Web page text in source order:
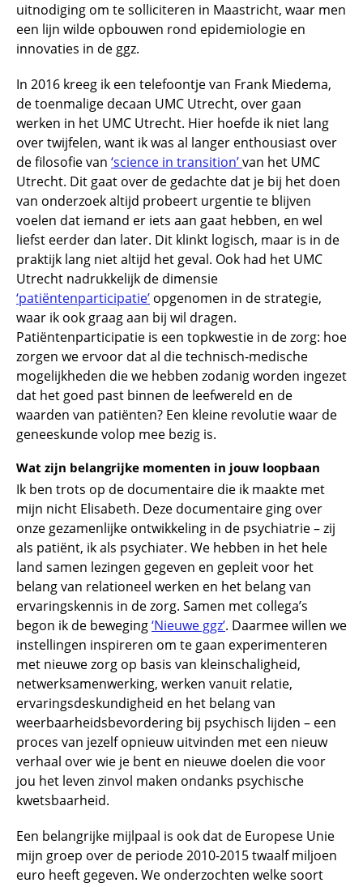
uitnodiging om te solliciteren in Maastricht, waar men
een lijn wilde opbouwen rond epidemiologie en
innovaties in de ggz.
In 2016 kreeg ik een telefoontje van Frank Miedema,
de toenmalige decaan UMC Utrecht, over gaan
werken in het UMC Utrecht. Hier hoefde ik niet lang
over twijfelen, want ik was al langer enthousiast over
de filosofie van ‘science in transition’van het UMC
Utrecht. Dit gaat over de gedachte dat je bij het doen
van onderzoek altijd probeert urgentie te blijven
voelen dat iemand er iets aan gaat hebben, en wel
liefst eerder dan later. Dit klinkt logisch, maar is in de
praktijk lang niet altijd het geval. Ook had het UMC
Utrecht nadrukkelijk de dimensie
‘patiëntenparticipatie’ opgenomen in de strategie,
waar ik ook graag aan bij wil dragen.
Patiëntenparticipatie is een topkwestie in de zorg: hoe
zorgen we ervoor dat al die technisch-medische
mogelijkheden die we hebben zodanig worden ingezet
dat het goed past binnen de leefwereld en de
waarden van patiënten? Een kleine revolutie waar de
geneeskunde volop mee bezig is.
Wat zijn belangrijke momenten in jouw loopbaan
Ik ben trots op de documentaire die ik maakte met
mijn nicht Elisabeth. Deze documentaire ging over
onze gezamenlijke ontwikkeling in de psychiatrie – zij
als patiënt, ik als psychiater. We hebben in het hele
land samen lezingen gegeven en gepleit voor het
belang van relationeel werken en het belang van
ervaringskennis in de zorg. Samen met collega’s
begon ik de beweging‘Nieuwe ggz’. Daarmee willen we
instellingen inspireren om te gaan experimenteren
met nieuwe zorg op basis van kleinschaligheid,
netwerksamenwerking, werken vanuit relatie,
ervaringsdeskundigheid en het belang van
weerbaarheidsbevordering bij psychisch lijden – een
proces van jezelf opnieuw uitvinden met een nieuw
verhaal over wie je bent en nieuwe doelen die voor
jou het leven zinvol maken ondanks psychische
kwetsbaarheid.
Een belangrijke mijlpaal is ook dat de Europese Unie
mijn groep over de periode 2010-2015 twaalf miljoen
euro heeft gegeven. We onderzochten welke soort